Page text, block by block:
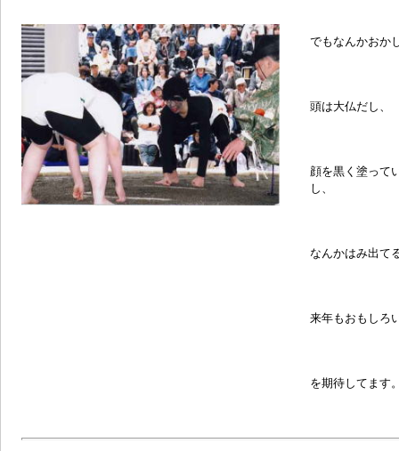
でもなんかおか
頭は大仏だし、
顔を黒く塗って
し、
なんかはみ出て
来年もおもしろ
を期待してます